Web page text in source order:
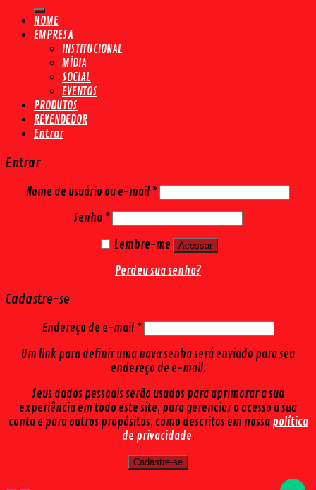
por:
HOME
EMPRESA
INSTITUCIONAL
MÍDIA
SOCIAL
EVENTOS
PRODUTOS
REVENDEDOR
Entrar
Entrar
Nome de usuário ou e-mail *
Senha *
Lembre-me
Acessar
Perdeu sua senha?
Cadastre-se
Endereço de e-mail *
Um link para definir uma nova senha será enviado para seu
endereço de e-mail.
Seus dados pessoais serão usados para aprimorar a sua
experiência em todo este site, para gerenciar o acesso a sua
conta e para outros propósitos, como descritos em nossa política
de privacidade.
Cadastre-se